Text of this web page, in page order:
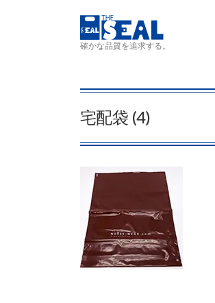
確かな品質を追求する。
宅配袋 (4)